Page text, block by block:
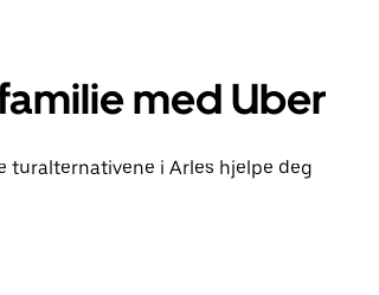
med Uber
turalternativene i Arles hjelpe deg